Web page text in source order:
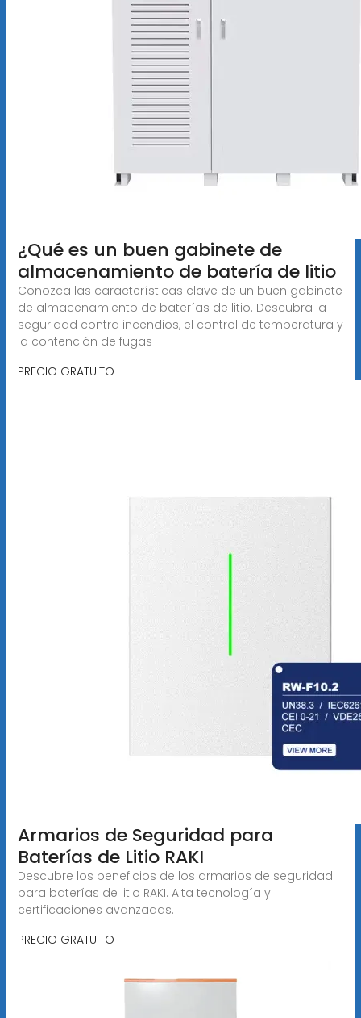
¿Qué es un buen gabinete de
almacenamiento de batería de litio
Conozca las características clave de un buen gabinete
de almacenamiento de baterías de litio. Descubra la
seguridad contra incendios, el control de temperatura y
la contención de fugas
PRECIO GRATUITO
Armarios de Seguridad para
Baterías de Litio RAKI
Descubre los beneficios de los armarios de seguridad
para baterías de litio RAKI. Alta tecnología y
certificaciones avanzadas.
PRECIO GRATUITO